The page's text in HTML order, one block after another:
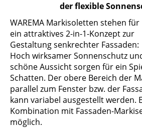
der flexible
WAREMA Markisoletten stehen für
ein attraktives 2-in-1-Konzept zur
Gestaltung senkrechter Fassaden:
Hoch wirksamer Sonnenschutz
schöne Aussicht sorgen für ein
Schatten. Der obere Bereich der
parallel zum Fenster bzw. der
kann variabel ausgestellt werden.
Kombination mit Fassaden-
möglich.